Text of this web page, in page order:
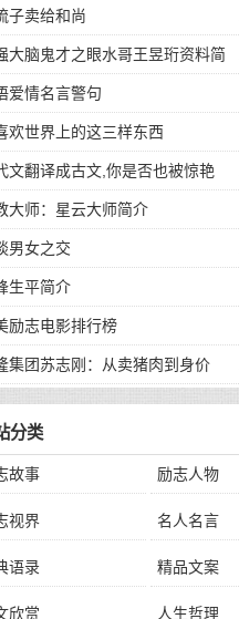
子卖给和尚
大脑鬼才之眼水哥王昱珩资料简
爱情名言警句
欢世界上的这三样东西
文翻译成古文,你是否也被惊艳
大师：星云大师简介
男女之交
生平简介
励志电影排行榜
集团苏志刚：从卖猪肉到身价
亿，他的秘诀是？
分类
故事 励志人物
视界 名人名言
语录 精品文案
欣赏 人生哲理